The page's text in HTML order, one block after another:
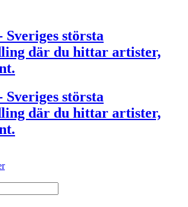
Sveriges största
där du hittar artister,
Sveriges största
där du hittar artister,